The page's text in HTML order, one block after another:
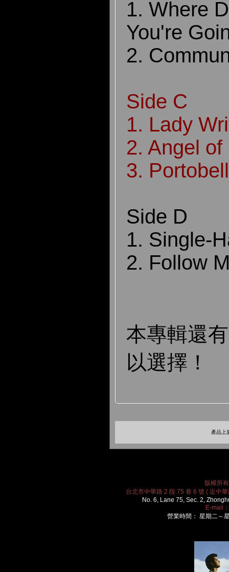
1. Where
You're
2.
Side C
1. Lady
2. Angel of
3.
Side D
1. Single-
2. Follow
本專輯還
以選擇！
產品上
版權所
台北市中華路 2 段 75 巷 6 號 ( 近中
No. 6, Lane 75, Sec. 2,
E-mail：
營業時間： 星期二～